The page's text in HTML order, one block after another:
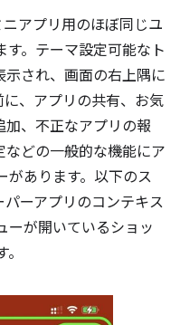
アプリ用のほぼ同じユ
す。テーマ設定可能なト
示され、画面の右上隅に
、アプリの共有、お気
加、不正なアプリの報
どの一般的な機能にア
があります。以下のス
ーアプリのコンテキス
ーが開いているショッ